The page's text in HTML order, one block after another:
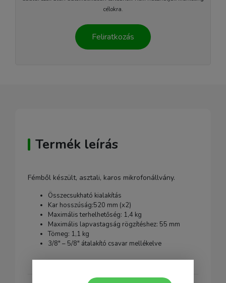
célokra.
Feliratkozás
Termék leírás
Fémből készült, asztali, karos mikrofonállvány.
Összecsukható kialakítás
Kar hosszúság:520 mm (x2)
Maximális terhelhetőség: 1,4 kg
Maximális lapvastagság rögzítéshez: 55 mm
Tömeg: 1,1 kg
3/8" – 5/8" átalakító csavar mellékelve